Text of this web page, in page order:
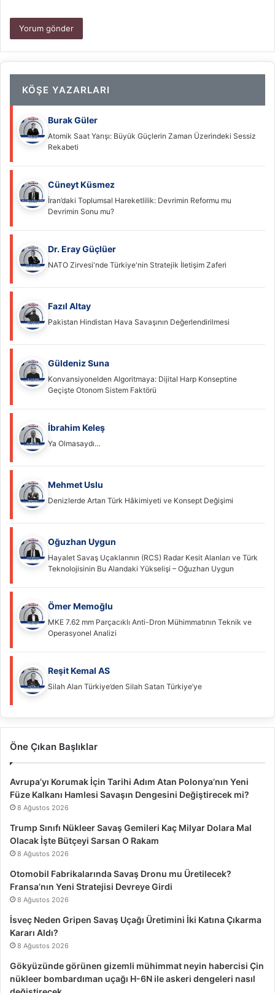
KÖŞE YAZARLARI
Burak Güler
Atomik Saat Yarışı: Büyük Güçlerin Zaman Üzerindeki Sessiz
Rekabeti
Cüneyt Küsmez
İran’daki Toplumsal Hareketlilik: Devrimin Reformu mu
Devrimin Sonu mu?
Dr. Eray Güçlüer
NATO Zirvesi'nde Türkiye'nin Stratejik İletişim Zaferi
Fazıl Altay
Pakistan Hindistan Hava Savaşının Değerlendirilmesi
Güldeniz Suna
Konvansiyonelden Algoritmaya: Dijital Harp Konseptine
Geçişte Otonom Sistem Faktörü
İbrahim Keleş
Ya Olmasaydı…
Mehmet Uslu
Denizlerde Artan Türk Hâkimiyeti ve Konsept Değişimi
Oğuzhan Uygun
Hayalet Savaş Uçaklarının (RCS) Radar Kesit Alanları ve Türk
Teknolojisinin Bu Alandaki Yükselişi – Oğuzhan Uygun
Ömer Memoğlu
MKE 7.62 mm Parçacıklı Anti-Dron Mühimmatının Teknik ve
Operasyonel Analizi
Reşit Kemal AS
Silah Alan Türkiye’den Silah Satan Türkiye’ye
Öne Çıkan Başlıklar
Avrupa’yı Korumak İçin Tarihi Adım Atan Polonya’nın Yeni
Füze Kalkanı Hamlesi Savaşın Dengesini Değiştirecek mi?
8 Ağustos 2026
Trump Sınıfı Nükleer Savaş Gemileri Kaç Milyar Dolara Mal
Olacak İşte Bütçeyi Sarsan O Rakam
8 Ağustos 2026
Otomobil Fabrikalarında Savaş Dronu mu Üretilecek?
Fransa’nın Yeni Stratejisi Devreye Girdi
8 Ağustos 2026
İsveç Neden Gripen Savaş Uçağı Üretimini İki Katına Çıkarma
Kararı Aldı?
8 Ağustos 2026
Gökyüzünde görünen gizemli mühimmat neyin habercisi Çin
nükleer bombardıman uçağı H-6N ile askeri dengeleri nasıl